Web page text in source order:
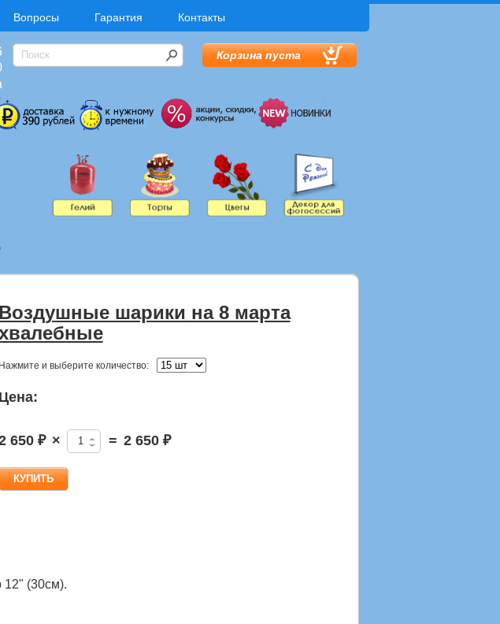
Вопросы Гарантия Контакты
Корзина пуста
Воздушные шарики на 8 марта
Нажмите и выберите количество:
Цена:
650 ₽ × = 2 650 ₽
(30см).